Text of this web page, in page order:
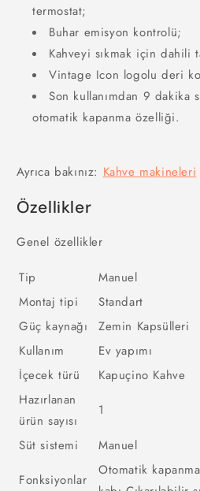
termostat;
Buhar emisyon kontrolü;
Kahveyi sıkmak için dahili
Vintage Icon logolu deri
Son kullanımdan 9 dakika
otomatik kapanma özelliği.
Ayrıca bakınız: Kahve makineleri
Özellikler
Genel özellikler
Tip
Manuel
Montaj tipi
Standart
Güç kaynağı
Zemin Kapsülleri
Kullanım
Ev yapımı
İçecek türü
Kapuçino Kahve
Hazırlanan
ürün sayısı
1
Süt sistemi
Manuel
Fonksiyonlar
Otomatik